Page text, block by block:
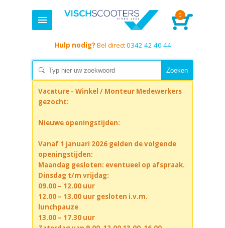
0
Hulp nodig? Bel direct0342 42 40 44
Vacature - Winkel / Monteur Medewerkers
gezocht:
Nieuwe openingstijden:
Vanaf 1 januari 2026 gelden de volgende
openingstijden:
Maandag gesloten: eventueel op afspraak.
Dinsdag t/m vrijdag:
09.00 – 12.00 uur
12.00 – 13.00 uur gesloten i.v.m.
lunchpauze
13.00 – 17.30 uur